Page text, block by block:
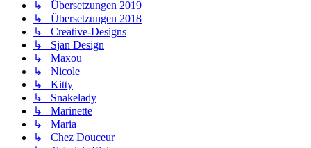
↳ Übersetzungen 2019
↳ Übersetzungen 2018
↳ Creative-Designs
↳ Sjan Design
↳ Maxou
↳ Nicole
↳ Kitty
↳ Snakelady
↳ Marinette
↳ Maria
↳ Chez Douceur